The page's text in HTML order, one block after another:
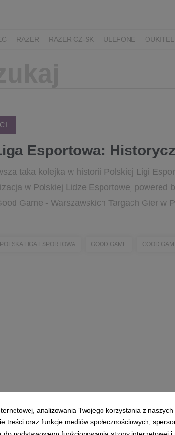
RAZER RAZER CZ-SK ULEFONE OUKITEL
Esportowa:
taka kolejka w historii Polskiej Ligi
w Polskiej Lidze Esportowej powered
Game - Warszawskich Targach Gier w
POLSKA LIGA ESPORTOWA GOOD GAME GOOD
analizowania Twojego korzystania z
treści oraz funkcje mediów społecznościowych,